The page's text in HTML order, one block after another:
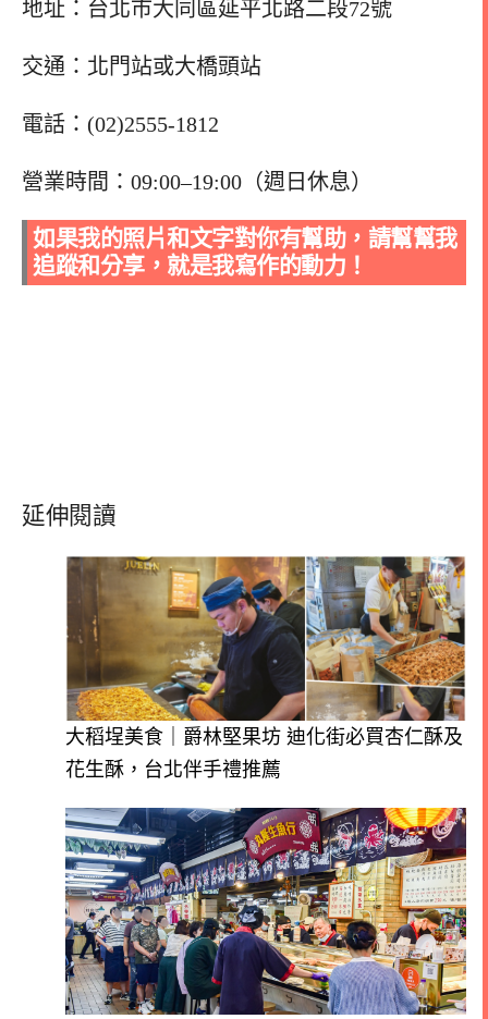
地址：台北市大同區延平北路二段72號
交通：北門站或大橋頭站
電話：(02)2555-1812
營業時間：09:00–19:00（週日休息）
如果我的照片和文字對你有幫助，請幫幫我
追蹤和分享，就是我寫作的動力！
延伸閱讀
大稻埕美食｜爵林堅果坊 迪化街必買杏仁酥及
花生酥，台北伴手禮推薦